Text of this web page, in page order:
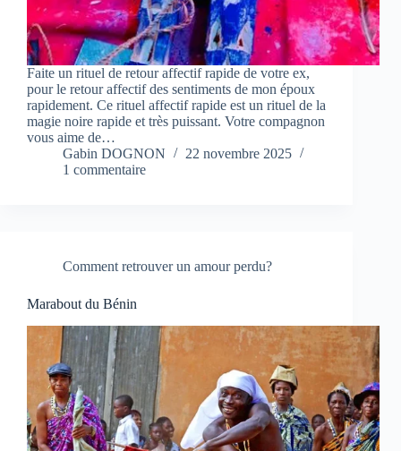
Faite un rituel de retour affectif rapide de votre ex,
pour le retour affectif des sentiments de mon époux
rapidement. Ce rituel affectif rapide est un rituel de la
magie noire rapide et très puissant. Votre compagnon
vous aime de…
Gabin DOGNON
22 novembre 2025
1 commentaire
Comment retrouver un amour perdu?
Marabout du Bénin